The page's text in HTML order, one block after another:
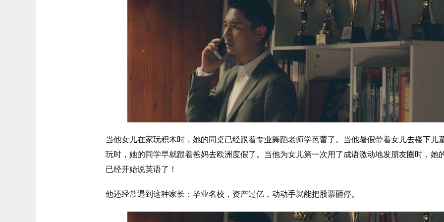
当他女儿在家玩积木时，她的同桌已经跟着专业舞蹈老师学芭蕾了。当他暑假带着女儿去楼下儿
玩时，她的同学早就跟着爸妈去欧洲度假了。当他为女儿第一次用了成语激动地发朋友圈时，她
已经开始说英语了！
他还经常遇到这种家长：毕业名校，资产过亿，动动手就能把股票砸停。